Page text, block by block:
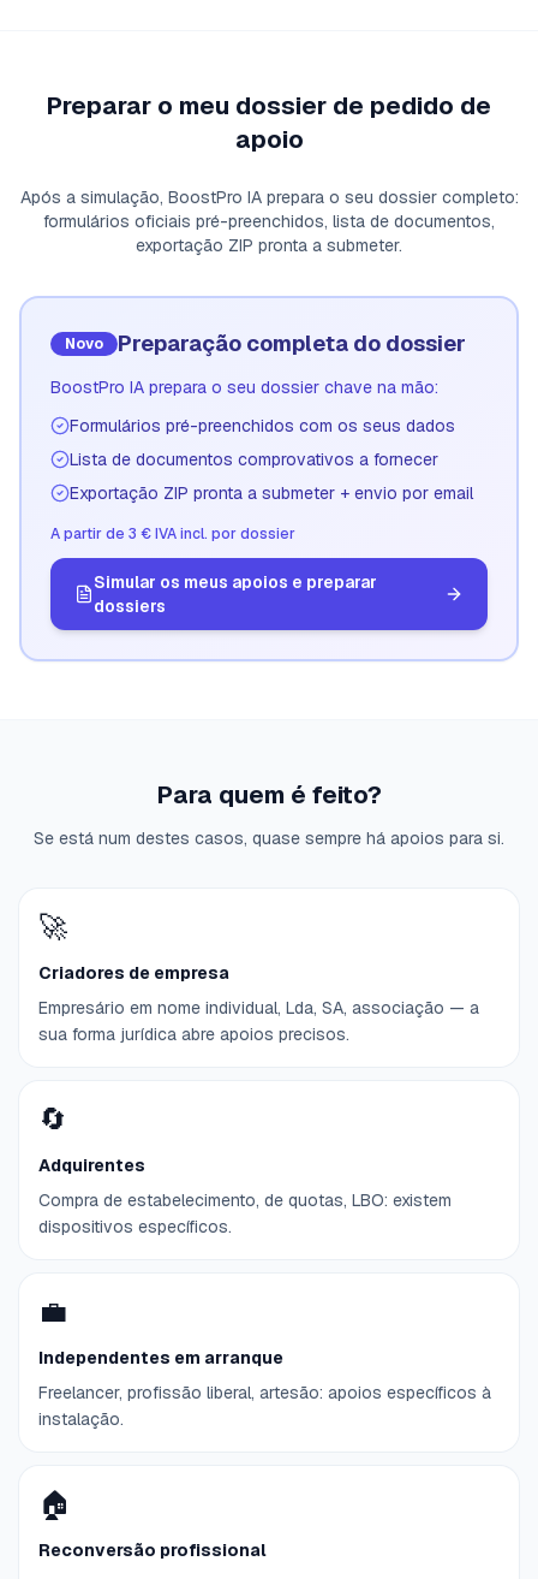
Preparar o meu dossier de pedido de
apoio
Após a simulação, BoostPro IA prepara o seu dossier completo:
formulários oficiais pré-preenchidos, lista de documentos,
exportação ZIP pronta a submeter.
Novo Preparação completa do dossier
BoostPro IA prepara o seu dossier chave na mão:
Formulários pré-preenchidos com os seus dados
Lista de documentos comprovativos a fornecer
Exportação ZIP pronta a submeter + envio por email
A partir de 3 € IVA incl. por dossier
Simular os meus apoios e preparar
dossiers
Para quem é feito?
Se está num destes casos, quase sempre há apoios para si.
🚀
Criadores de empresa
Empresário em nome individual, Lda, SA, associação — a
sua forma jurídica abre apoios precisos.
🔄
Adquirentes
Compra de estabelecimento, de quotas, LBO: existem
dispositivos específicos.
💼
Independentes em arranque
Freelancer, profissão liberal, artesão: apoios específicos à
instalação.
🏠
Reconversão profissional